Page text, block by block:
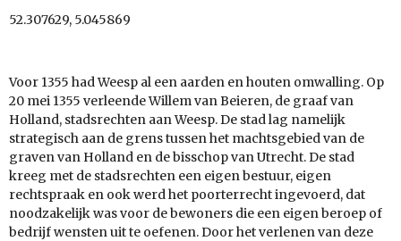
52.307629, 5.045869
Voor 1355 had Weesp al een aarden en houten omwalling. Op
20 mei 1355 verleende Willem van Beieren, de graaf van
Holland, stadsrechten aan Weesp. De stad lag namelijk
strategisch aan de grens tussen het machtsgebied van de
graven van Holland en de bisschop van Utrecht. De stad
kreeg met de stadsrechten een eigen bestuur, eigen
rechtspraak en ook werd het poorterrecht ingevoerd, dat
noodzakelijk was voor de bewoners die een eigen beroep of
bedrijf wensten uit te oefenen. Door het verlenen van deze